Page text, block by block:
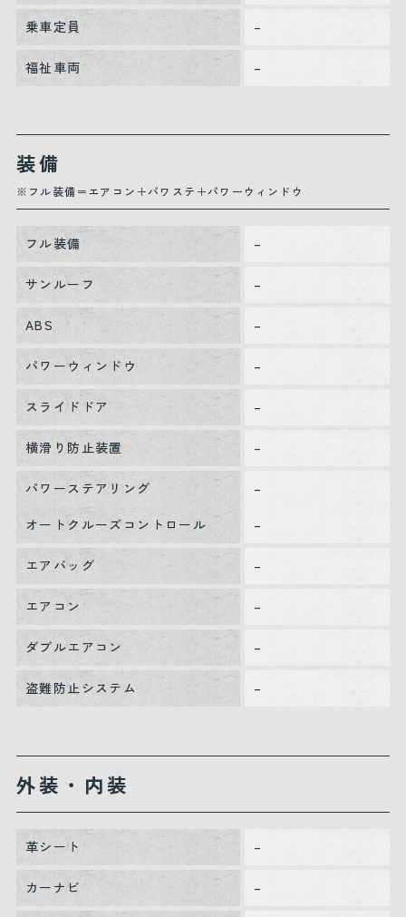
乗車定員 –
福祉車両 –
装備
※フル装備＝エアコン＋パワステ＋パワーウィンドウ
フル装備 –
サンルーフ –
ABS –
パワーウィンドウ –
スライドドア –
横滑り防止装置 –
パワーステアリング
–
オートクルーズコントロール
–
エアバッグ –
エアコン –
ダブルエアコン –
盗難防止システム –
外装・内装
革シート –
カーナビ –